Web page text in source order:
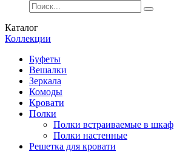
Каталог
Коллекции
Буфеты
Вешалки
Зеркала
Комоды
Кровати
Полки
Полки встраиваемые в шкаф
Полки настенные
Решетка для кровати